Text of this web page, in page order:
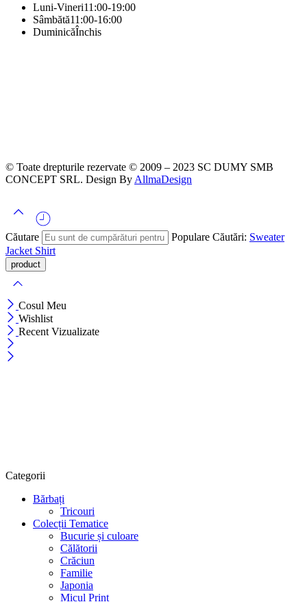
Luni-Vineri11:00-19:00
Sâmbătă11:00-16:00
DuminicăÎnchis
© Toate drepturile rezervate © 2009 – 2023 SC DUMY SMB
CONCEPT SRL. Design By AllmaDesign
Căutare Populare Căutări: Sweater
Jacket Shirt
Cosul Meu
Wishlist
Recent Vizualizate
Categorii
Bărbați
Tricouri
Colecții Tematice
Bucurie și culoare
Călătorii
Crăciun
Familie
Japonia
Micul Print